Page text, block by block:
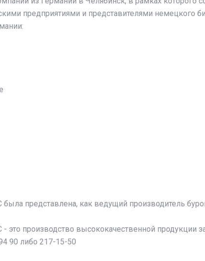
предприятиями и представителями немецкого
представлена, как ведущий производитель
производство высококачественной продукции
90 либо 217-15-50